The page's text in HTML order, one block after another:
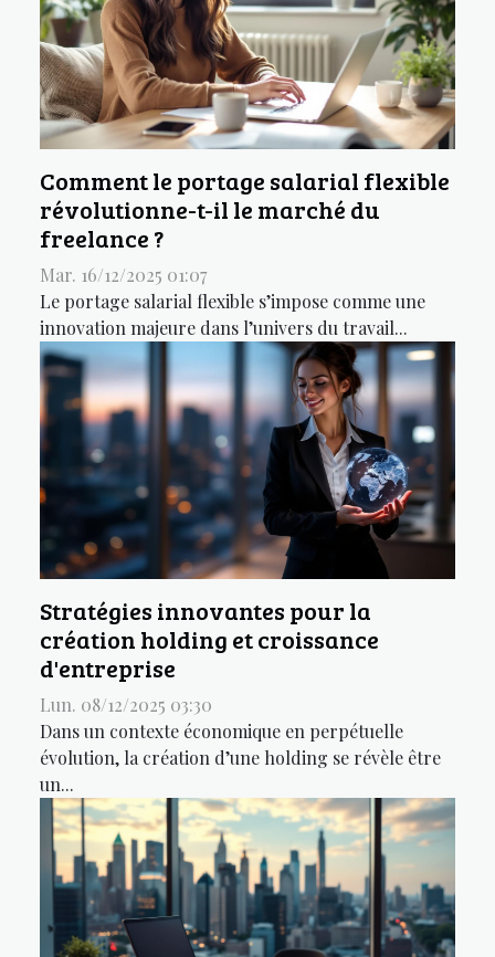
Comment le portage salarial flexible
révolutionne-t-il le marché du
freelance ?
Mar. 16/12/2025 01:07
Le portage salarial flexible s’impose comme une
innovation majeure dans l’univers du travail...
Stratégies innovantes pour la
création holding et croissance
d'entreprise
Lun. 08/12/2025 03:30
Dans un contexte économique en perpétuelle
évolution, la création d’une holding se révèle être
un...